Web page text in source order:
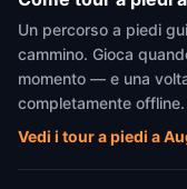
Un percorso a piedi
cammino. Gioca
momento — e una
completamente offline.
Vedi i tour a piedi a